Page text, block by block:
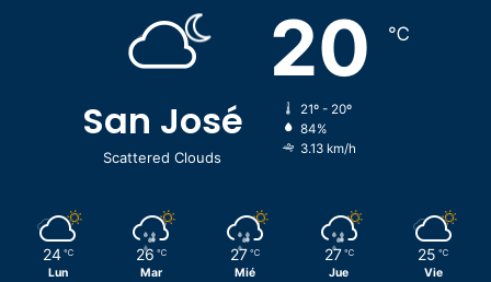
San José
Scattered Clouds
20 ℃
21º - 20º
84%
3.13 km/h
24 ℃
Lun
26 ℃
Mar
27 ℃
Mié
27 ℃
Jue
25 ℃
Vie